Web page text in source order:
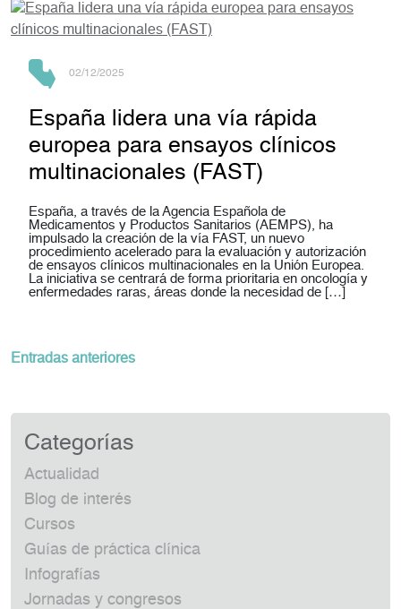
02/12/2025
España lidera una vía rápida
europea para ensayos clínicos
multinacionales (FAST)
España, a través de la Agencia Española de
Medicamentos y Productos Sanitarios (AEMPS), ha
impulsado la creación de la vía FAST, un nuevo
procedimiento acelerado para la evaluación y autorización
de ensayos clínicos multinacionales en la Unión Europea.
La iniciativa se centrará de forma prioritaria en oncología y
enfermedades raras, áreas donde la necesidad de […]
Navegación
entradas
Entradas anteriores
Categorías
Actualidad
Blog de interés
Cursos
Guías de práctica clínica
Infografías
Jornadas y congresos